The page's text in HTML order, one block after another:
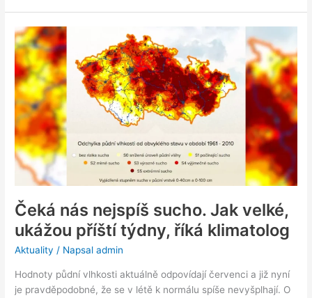
Čeká nás nejspíš sucho. Jak velké,
ukážou příští týdny, říká klimatolog
Aktuality / Napsaladmin
Hodnoty půdní vlhkosti aktuálně odpovídají červenci a již nyní
je pravděpodobné, že se v létě k normálu spíše nevyšplhají. O
Čeká
nás
nejspíš
sucho.
Jak
velké,
ukážou
příští
týdny,
říká
klimatolog